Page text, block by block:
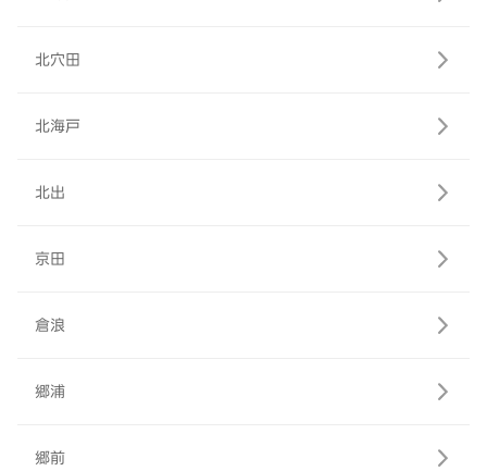
北穴田
北海戸
北出
京田
倉浪
郷浦
郷前